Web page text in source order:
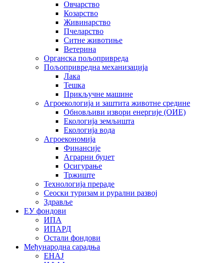
Овчарство
Козарство
Живинарство
Пчеларство
Ситне животиње
Ветерина
Органска пољопривреда
Пољопривредна механизација
Лака
Тешка
Прикључне машине
Агроекологија и заштита животне средине
Обновљиви извори енергије (ОИЕ)
Екологија земљишта
Екологија вода
Агроекономија
Финансије
Аграрни буџет
Осигурање
Тржиште
Технологија прераде
Сеоски туризам и рурални развој
Здравље
ЕУ фондови
ИПА
ИПАРД
Остали фондови
Међународна сарадња
ЕНАЈ